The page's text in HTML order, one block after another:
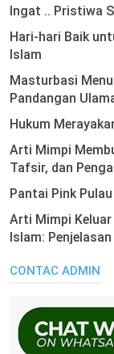
Ingat .. Pristiwa
Hari-hari Baik
Islam
Masturbasi
Pandangan
Hukum
Arti Mimpi
Tafsir, dan
Pantai Pink
Arti Mimpi Keluar
Islam:
CONTAC ADMIN